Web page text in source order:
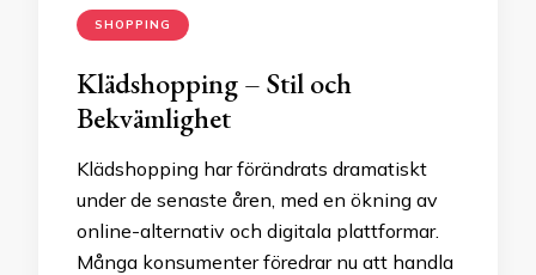
SHOPPING
Klädshopping – Stil och
Bekvämlighet
Klädshopping har förändrats dramatiskt
under de senaste åren, med en ökning av
online-alternativ och digitala plattformar.
Många konsumenter föredrar nu att handla